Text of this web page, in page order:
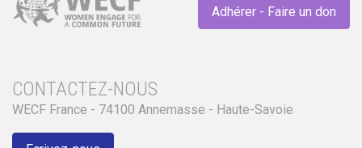
Adhérer - Faire un don
CONTACTEZ-NOUS
WECF France - 74100 Annemasse - Haute-Savoie